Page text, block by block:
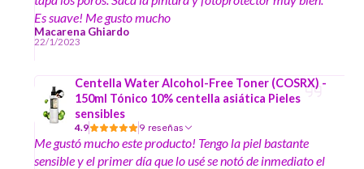
Es suave! Me gusto mucho
Macarena Ghiardo
22/1/2023
Centella Water Alcohol-Free Toner (COSRX) -
150ml Tónico 10% centella asiática Pieles
sensibles
4.9 9 reseñas
Me gustó mucho este producto! Tengo la piel bastante
sensible y el primer día que lo usé se notó de inmediato el